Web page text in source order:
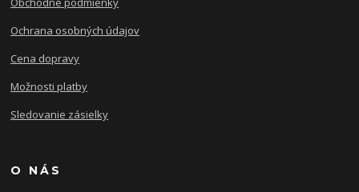
Ochrana osobných údajov
Cena dopravy
Možnosti platby
Sledovanie zásielky
O NÁS